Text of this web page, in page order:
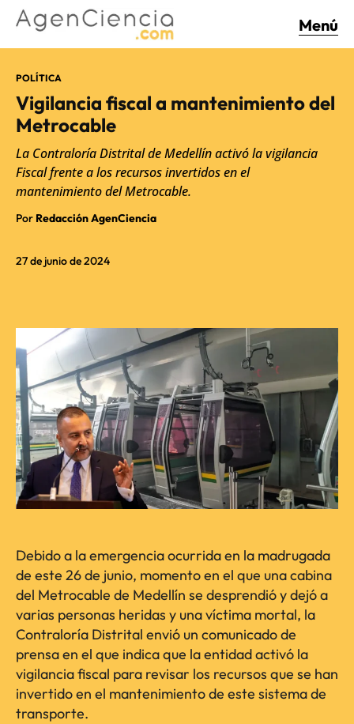
Menú
27 de junio de 2024
POLÍTICA
Vigilancia fiscal a mantenimiento del
Metrocable
La Contraloría Distrital de Medellín activó la vigilancia
Fiscal frente a los recursos invertidos en el
mantenimiento del Metrocable.
Por Redacción AgenCiencia
Debido a la emergencia ocurrida en la madrugada
de este 26 de junio, momento en el que una cabina
del Metrocable de Medellín se desprendió y dejó a
varias personas heridas y una víctima mortal, la
Contraloría Distrital envió un comunicado de
prensa en el que indica que la entidad activó la
vigilancia fiscal para revisar los recursos que se han
invertido en el mantenimiento de este sistema de
transporte.